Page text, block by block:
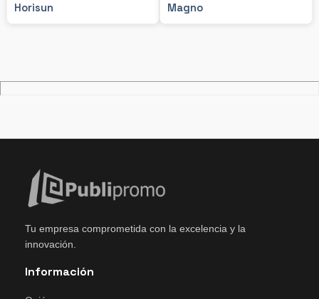
Horisun Magno
Tu empresa comprometida con la excelencia y la
innovación.
Información